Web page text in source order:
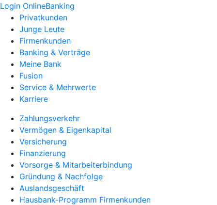
Login OnlineBanking
Privatkunden
Junge Leute
Firmenkunden
Banking & Verträge
Meine Bank
Fusion
Service & Mehrwerte
Karriere
Zahlungsverkehr
Vermögen & Eigenkapital
Versicherung
Finanzierung
Vorsorge & Mitarbeiterbindung
Gründung & Nachfolge
Auslandsgeschäft
Hausbank-Programm Firmenkunden